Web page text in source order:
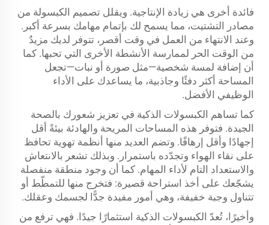
فائدة أخرى هي زيادة الإنتاجية. ويقلل تصميم الكبسولة من
مصادر التشتيت، مما يسمح لك بإتمام مهامك بسرعة أكبر.
وعند الانتهاء من العمل في وقت أقصر، تتوفر لديك مزيدٌ
من الوقت الحر لممارسة الأنشطة الأخرى التي تحبها. كما
أن إضافة لمسة شخصية—مثل صورة أو نبات—تجعل
المساحة أكثر دفئًا وجاذبية، ما يساعدك على الأداء
الوظيفي الأفضل.
كما تساهم الكبسولات الذكية في تعزيز شعورك بالصحة
الجيدة. فتوفر هذه المساحات المريحة والهادئة بيئةً أقل
إجهادًا وأقل إرهاقًا. وتضم العديد منها أنظمة تهوية تحافظ
على نقاء الهواء وتجدّده باستمرار. وبذلك تشعر بالانتعاش
والاستعداد التام لأداء المهام. كما أن وجود منطقة منفصلة
يشجّعك على أخذ استراحة قصيرة: فتخرج منها للتمطّط أو
تتناول وجبة خفيفة، وهي أمور مفيدة جدًّا لجسمك وعقلك.
وأخيرًا، تُعدّ الكبسولات الذكية استثمارًا جيدًا. فهي ترفع من